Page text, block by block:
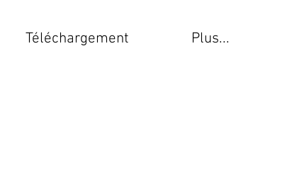
Téléchargement Plus...